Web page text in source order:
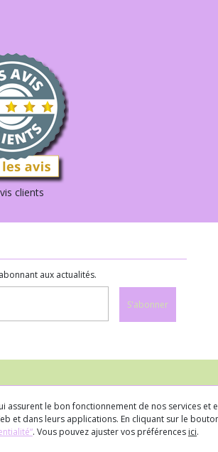
clients
aux actualités.
S'abonner
le bon fonctionnement de nos services et
dans leurs applications. En cliquant sur le bouton
. Vous pouvez ajuster vos préférences ici.